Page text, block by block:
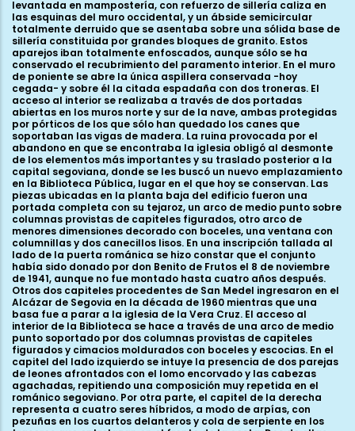
levantada en mampostería, con refuerzo de sillería caliza en
las esquinas del muro occidental, y un ábside semicircular
totalmente derruido que se asentaba sobre una sólida base de
sillería constituida por grandes bloques de granito. Estos
aparejos iban totalmente enfoscados, aunque sólo se ha
conservado el recubrimiento del paramento interior. En el muro
de poniente se abre la única aspillera conservada -hoy
cegada- y sobre él la citada espadaña con dos troneras. El
acceso al interior se realizaba a través de dos portadas
abiertas en los muros norte y sur de la nave, ambas protegidas
por pórticos de los que sólo han quedado los canes que
soportaban las vigas de madera. La ruina provocada por el
abandono en que se encontraba la iglesia obligó al desmonte
de los elementos más importantes y su traslado posterior a la
capital segoviana, donde se les buscó un nuevo emplazamiento
en la Biblioteca Pública, lugar en el que hoy se conservan. Las
piezas ubicadas en la planta baja del edificio fueron una
portada completa con su tejaroz, un arco de medio punto sobre
columnas provistas de capiteles figurados, otro arco de
menores dimensiones decorado con boceles, una ventana con
columnillas y dos canecillos lisos. En una inscripción tallada al
lado de la puerta románica se hizo constar que el conjunto
había sido donado por don Benito de Frutos el 8 de noviembre
de 1941, aunque no fue montado hasta cuatro años después.
Otros dos capiteles procedentes de San Medel ingresaron en el
Alcázar de Segovia en la década de 1960 mientras que una
basa fue a parar a la iglesia de la Vera Cruz. El acceso al
interior de la Biblioteca se hace a través de una arco de medio
punto soportado por dos columnas provistas de capiteles
figurados y cimacios moldurados con boceles y escocias. En el
capitel del lado izquierdo se intuye la presencia de dos parejas
de leones afrontados con el lomo encorvado y las cabezas
agachadas, repitiendo una composición muy repetida en el
románico segoviano. Por otra parte, el capitel de la derecha
representa a cuatro seres híbridos, a modo de arpías, con
pezuñas en los cuartos delanteros y cola de serpiente en los